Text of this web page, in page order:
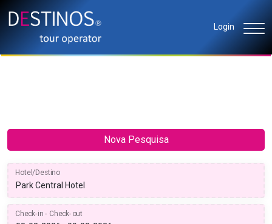
Login
Nova Pesquisa
Hotel/Destino
Check-in - Check-out